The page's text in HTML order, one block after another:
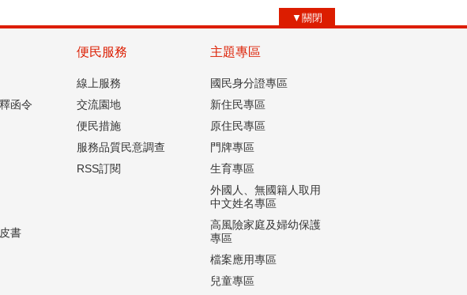
▼關閉
函令
書
便民服務
線上服務
交流園地
便民措施
服務品質民意調查
RSS訂閱
主題專區
國民身分證專區
新住民專區
原住民專區
門牌專區
生育專區
外國人、無國籍人取用
中文姓名專區
高風險家庭及婦幼保護
專區
檔案應用專區
兒童專區